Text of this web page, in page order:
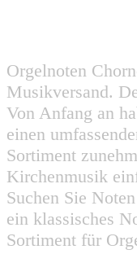
Orgelnoten
Musikversand.
Von Anfang an
einen
Sortiment
Kirchenmusik
Suchen Sie
ein klassisches
Sortiment für